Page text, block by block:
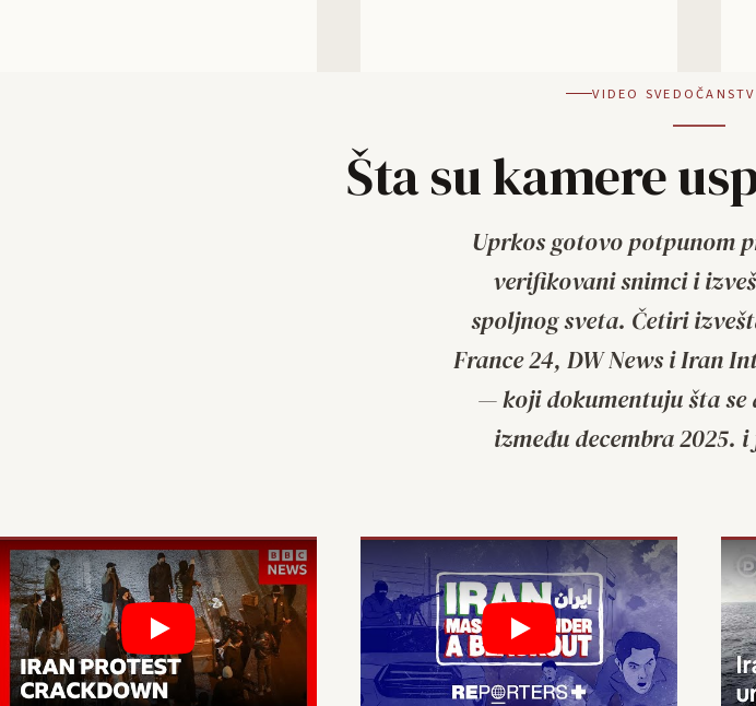
VIDEO
Šta su kamere
Uprkos gotovo potpunom
verifikovani snimci i
spoljnog sveta. Četiri
France 24, DW News i Iran
— koji dokumentuju šta se
između decembra 2025.